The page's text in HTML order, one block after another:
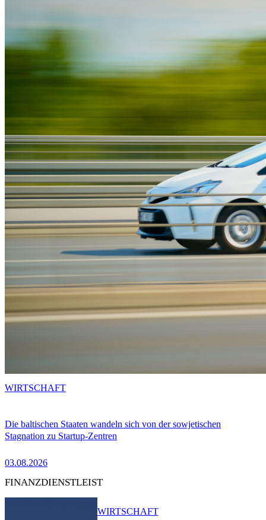
Die baltischen Staaten wandeln sich von der sowjetischen
Stagnation zu Startup-Zentren
03.08.2026
WIRTSCHAFT
FINANZDIENSTLEIST
WIRTSCHAFT